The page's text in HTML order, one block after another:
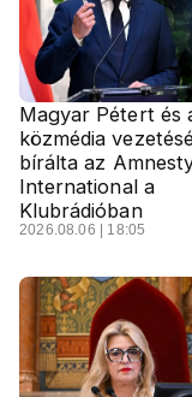
Magyar Pétert és
közmédia
bírálta az
International a
Klubrádióban
2026.08.06 | 18:05